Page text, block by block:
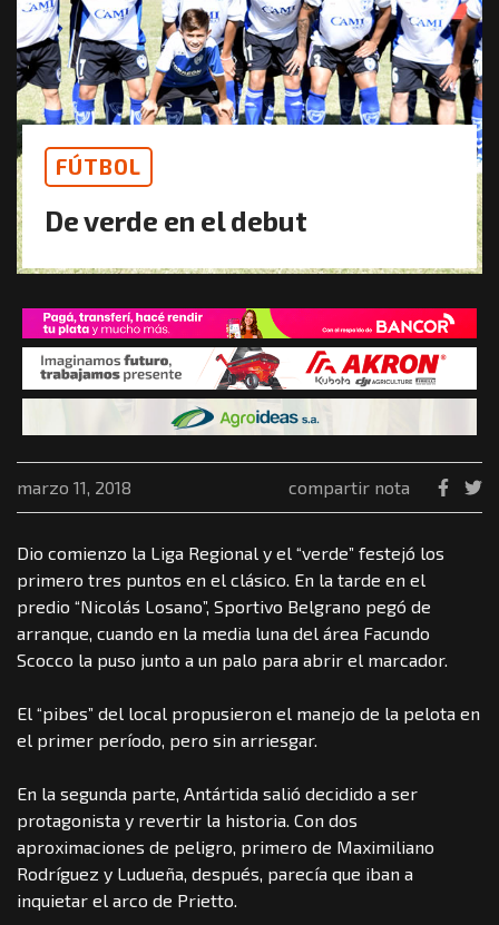
FÚTBOL
De verde en el debut
marzo 11, 2018 compartir nota
Dio comienzo la Liga Regional y el “verde” festejó los
primero tres puntos en el clásico. En la tarde en el
predio “Nicolás Losano”, Sportivo Belgrano pegó de
arranque, cuando en la media luna del área Facundo
Scocco la puso junto a un palo para abrir el marcador.
El “pibes” del local propusieron el manejo de la pelota en
el primer período, pero sin arriesgar.
En la segunda parte, Antártida salió decidido a ser
protagonista y revertir la historia. Con dos
aproximaciones de peligro, primero de Maximiliano
Rodríguez y Ludueña, después, parecía que iban a
inquietar el arco de Prietto.